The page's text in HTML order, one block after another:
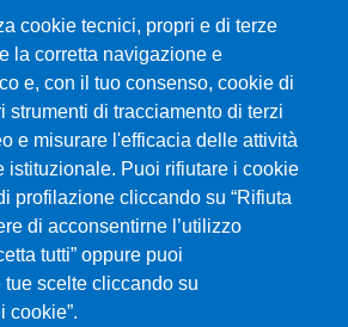
cookie tecnici, propri e di terze
la corretta navigazione e
e, con il tuo consenso, cookie di
strumenti di tracciamento di terzi
e misurare l'efficacia delle attività
istituzionale. Puoi rifiutare i cookie
profilazione cliccando su “Rifiuta
di acconsentirne l’utilizzo
tutti” oppure puoi
scelte cliccando su
cookie”.
di Messina
Messina